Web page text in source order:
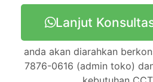
Lanjut
anda akan diarahkan
7876-0616 (admin toko)